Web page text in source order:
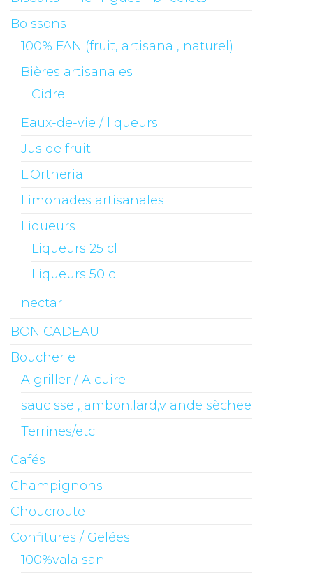
Boissons
100% FAN (fruit, artisanal, naturel)
Bières artisanales
Cidre
Eaux-de-vie / liqueurs
Jus de fruit
L'Ortheria
Limonades artisanales
Liqueurs
Liqueurs 25 cl
Liqueurs 50 cl
nectar
BON CADEAU
Boucherie
A griller / A cuire
saucisse ,jambon,lard,viande sèchee
Terrines/etc.
Cafés
Champignons
Choucroute
Confitures / Gelées
100%valaisan